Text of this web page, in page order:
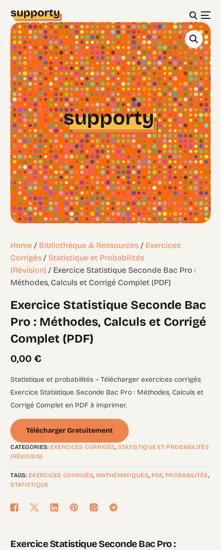
Home / Bibliothèque & Ressources / Exercices
Corrigés / Statistique et Probabilités
(Révision) / Exercice Statistique Seconde Bac Pro :
Méthodes, Calculs et Corrigé Complet (PDF)
Exercice Statistique Seconde Bac
Pro : Méthodes, Calculs et Corrigé
Complet (PDF)
0,00€
Statistique et probabilités – Télécharger exercices corrigés
Exercice Statistique Seconde Bac Pro : Méthodes, Calculs et
Corrigé Complet en PDF à imprimer.
Télécharger Gratuitement
CATEGORIES: EXERCICES CORRIGÉS, STATISTIQUE ET PROBABILITÉS
(RÉVISION)
TAGS: EXERCICES CORRIGÉS, MATHÉMATIQUES, PDF, PROBABILITÉS,
STATISTIQUE
Exercice Statistique Seconde Bac Pro :